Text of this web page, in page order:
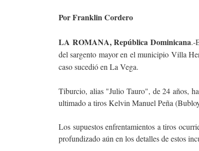
Por Franklin Cordero
LA ROMANA, República Dominicana.-
del sargento mayor en el municipio Villa
caso sucedió en La Vega.
Tiburcio, alias "Julio Tauro", de 24 años,
ultimado a tiros Kelvin Manuel Peña
Los supuestos enfrentamientos a tiros
profundizado aún en los detalles de estos